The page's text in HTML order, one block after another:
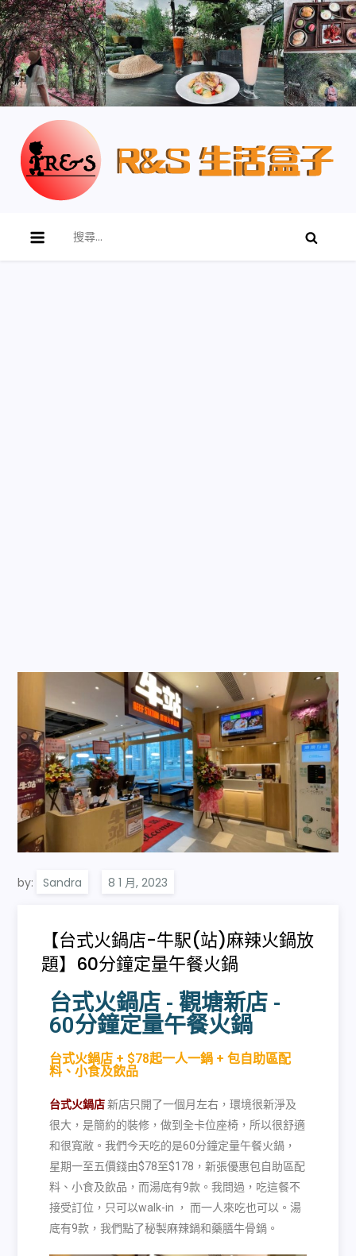
by: Sandra
【台式火鍋店-牛駅(站)麻辣火鍋放
題】60分鐘定量午餐火鍋
台式火鍋店 - 觀塘新店 -
60分鐘定量午餐火鍋
台式火鍋店 + $78起一人一鍋 + 包自助區配
料、小食及飲品
台式火鍋店新店只開了一個月左右，環境很新淨及
很大，是簡約的裝修，做到全卡位座椅，所以很舒適
和很寬敞。我們今天吃的是60分鐘定量午餐火鍋，
星期一至五價錢由$78至$178 ，新張優惠包自助區配
料、小食及飲品，而湯底有9款。我問過，吃這餐不
接受訂位，只可以walk-in ， 而一人來吃也可以。湯
底有9款，我們點了秘製麻辣鍋和藥膳牛骨鍋。